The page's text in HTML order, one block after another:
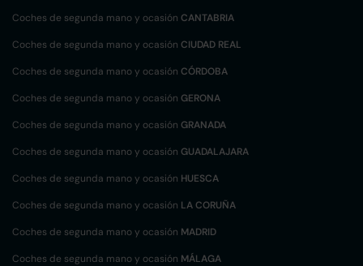
Coches de segunda mano y ocasión CANTABRIA
Coches de segunda mano y ocasión CIUDAD REAL
Coches de segunda mano y ocasión CÓRDOBA
Coches de segunda mano y ocasión GERONA
Coches de segunda mano y ocasión GRANADA
Coches de segunda mano y ocasión GUADALAJARA
Coches de segunda mano y ocasión HUESCA
Coches de segunda mano y ocasión LA CORUÑA
Coches de segunda mano y ocasión MADRID
Coches de segunda mano y ocasión MÁLAGA